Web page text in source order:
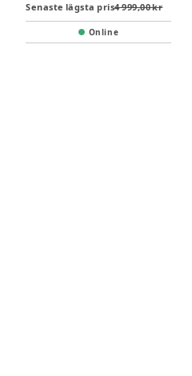
Senaste lägsta pris4 999,00 kr
Online